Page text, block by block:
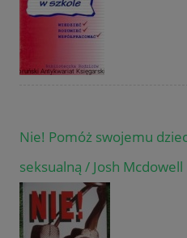
Nie! Pomóż swojemu
seksualną / Josh Mcdowell